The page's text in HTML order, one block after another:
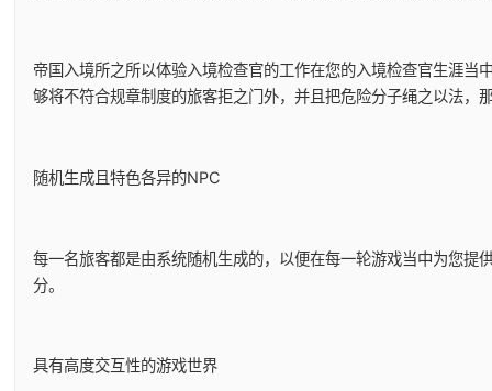
帝国入境所之所以体验入境检查官的工作在您的入境检查官生涯
够将不符合规章制度的旅客拒之门外，并且把危险分子绳之以法，
随机生成且特色各异的NPC
每一名旅客都是由系统随机生成的，以便在每一轮游戏当中为您
分。
具有高度交互性的游戏世界